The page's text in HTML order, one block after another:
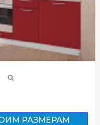
РАЗМЕРАМ